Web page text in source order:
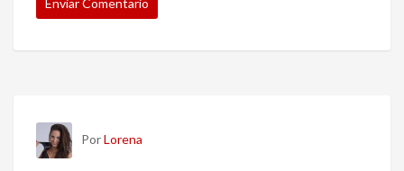
PorLorena